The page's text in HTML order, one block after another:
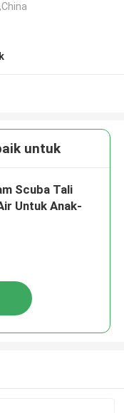
untuk
Scuba Tali
Untuk Anak-